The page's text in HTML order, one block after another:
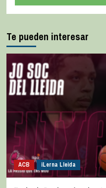
Te pueden interesar
ACB iLerna Lleida